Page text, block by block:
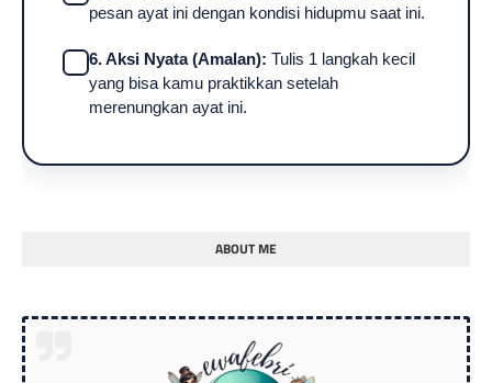
pesan ayat ini dengan kondisi hidupmu saat ini.
6. Aksi Nyata (Amalan): Tulis 1 langkah kecil
yang bisa kamu praktikkan setelah
merenungkan ayat ini.
ABOUT ME